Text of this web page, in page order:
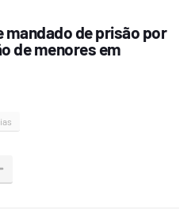
mandado de prisão por
de menores em